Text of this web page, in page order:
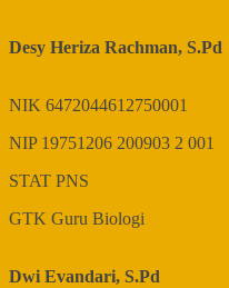
Desy Heriza Rachman, S.Pd
NIK 6472044612750001
NIP 19751206 200903 2 001
STAT PNS
GTK Guru Biologi
Dwi Evandari, S.Pd